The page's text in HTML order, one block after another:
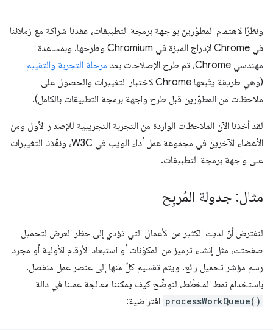
ونظرًا لاهتمام المطوّرين بواجهة برمجة التطبيقات، عقدنا شراكة مع زملائنا
في Chrome لإدراج الميزة في Chromium وطرحها. وبمساعدة
مهندسي Chrome، تم طرح الإصلاحات بعد
مرحلة التجربة والتقييم
(وهي طريقة يتّبعها Chrome لاختبار التغييرات والحصول على
ملاحظات من المطوّرين قبل طرح واجهة برمجة التطبيقات بالكامل).
لقد أخذنا الآن الملاحظات الواردة من التجربة التجريبية للإصدار الأول ومن
الأعضاء الآخرين في مجموعة عمل أداء الويب في W3C، ونفّذنا التغييرات
على واجهة برمجة التطبيقات.
مثال: جدولة المُربِح
لنفترض أنّ لديك الكثير من الأعمال التي تؤدي إلى حظر العرض لتحميل
صفحتك، مثل إنشاء ترميز من المكوّنات أو استبعاد الأرقام الأولية أو مجرد
رسم مؤشر تحميل رائع. ويتم تقسيم كلّ منها إلى عنصر عمل منفصل.
باستخدام نمط المخطِّط، لنوضِّح كيف يمكننا معالجة عملنا في دالة
processWorkQueue() افتراضية: